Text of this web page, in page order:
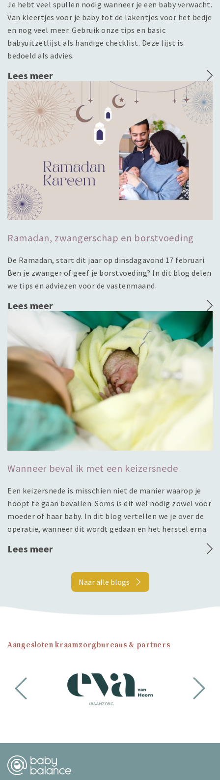
Je hebt veel spullen nodig wanneer je een baby verwacht.
Van kleertjes voor je baby tot de lakentjes voor het bedje
en nog veel meer. Gebruik onze tips en basic
babyuitzetlijst als handige checklist. Deze lijst is
bedoeld als advies.
Lees meer
Ramadan, zwangerschap en borstvoeding
De Ramadan, start dit jaar op dinsdagavond 17 februari.
Ben je zwanger of geef je borstvoeding? In dit blog delen
we tips en adviezen voor de vastenmaand.
Lees meer
Wanneer beval ik met een keizersnede
Een keizersnede is misschien niet de manier waarop je
hoopt te gaan bevallen. Soms is dit wel nodig zowel voor
moeder of haar baby. In dit blog vertellen we je over de
operatie, wanneer dit wordt gedaan en het herstel erna.
Lees meer
Naar alle blogs
Aangesloten kraamzorgbureaus & partners